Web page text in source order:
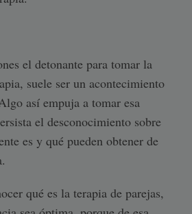
el detonante para tomar la
suele ser un acontecimiento
así empuja a tomar esa
el desconocimiento sobre
es y qué pueden obtener de
qué es la terapia de parejas,